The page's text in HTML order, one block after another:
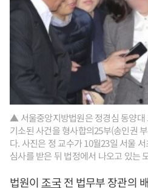
▲ 서울중앙지방법원은 정경심 동양대
기소된 사건을 형사합의25부(송인권
다. 사진은 정 교수가 10월23일 서울
심사를 받은 뒤 법정에서 나오고 있는
법원이 조국전 법무부 장관의